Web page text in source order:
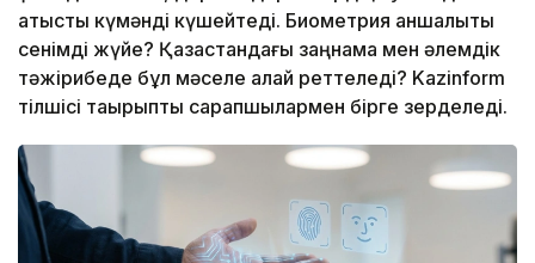
қатысты күмәнді күшейтеді. Биометрия қаншалықты
сенімді жүйе? Қазақстандағы заңнама мен әлемдік
тәжірибеде бұл мәселе қалай реттеледі? Kazinform
тілшісі тақырыпты сарапшылармен бірге зерделеді.